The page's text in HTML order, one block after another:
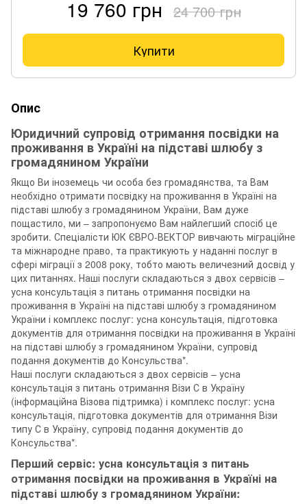
19 760 грн 24 700 грн
Купити
Опис
Юридичний супровід отримання посвідки на
проживання в Україні на підставі шлюбу з
громадянином України
Якщо Ви іноземець чи особа без громадянства, та Вам
необхідно отримати посвідку на проживання в Україні на
підставі шлюбу з громадянином України, Вам дуже
пощастило, ми – запропонуємо Вам найлегший спосіб це
зробити. Спеціалісти ЮК ЄВРО-ВЕКТОР вивчають міграційне
та міжнародне право, та практикують у наданні послуг в
сфері міграції з 2008 року, тобто мають величезний досвід у
цих питаннях. Наші послуги складаються з двох сервісів –
усна консультація з питань отримання посвідки на
проживання в Україні на підставі шлюбу з громадянином
України і комплекс послуг: усна консультація, підготовка
документів для отримання посвідки на проживання в Україні
на підставі шлюбу з громадянином України, супровід
подання документів до Консульства*.
Наші послуги складаються з двох сервісів – усна
консультація з питань отримання Візи С в Україну
(інформаційна Візова підтримка) і комплекс послуг: усна
консультація, підготовка документів для отримання Візи
типу С в Україну, супровід подання документів до
Консульства*.
Перший сервіс: усна консультація з питань
отримання посвідки на проживання в Україні на
підставі шлюбу з громадянином України: